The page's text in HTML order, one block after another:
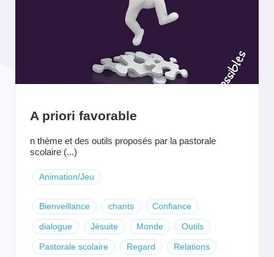
A priori favorable
n thème et des outils proposés par la pastorale
scolaire (...)
Animation/Jeu
Bienveillance chants Confiance
dialogue Jésuite Monde Outils
Pastorale scolaire Regard Relations